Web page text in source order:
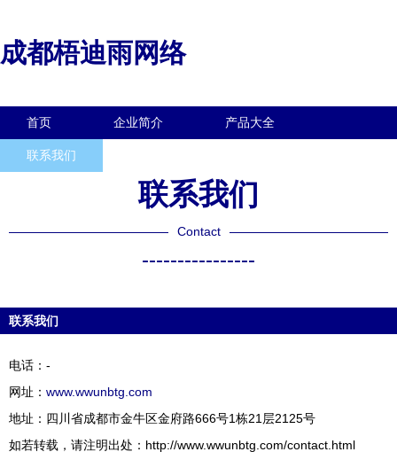
成都梧迪雨网络
首页 企业简介 产品大全
联系我们
联系我们
Contact
----------------
联系我们
电话：-
网址： www.wwunbtg.com
地址：四川省成都市金牛区金府路666号1栋21层2125号
如若转载，请注明出处：http://www.wwunbtg.com/contact.html